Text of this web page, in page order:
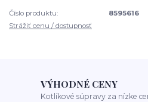
Číslo produktu:
8595616
Strážiť cenu / dostupnosť
VÝHODNÉ CENY
Kotlíkové súpravy za nízke